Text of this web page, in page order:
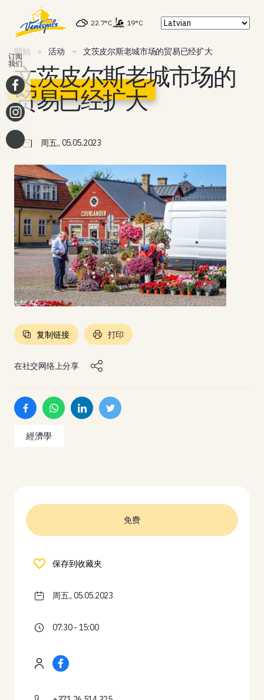
22.7°C 19°C
開始 活动 文茨皮尔斯老城市场的贸易已经扩大
文茨皮尔斯老城市场的
贸易已经扩大
周五., 05.05.2023
在社交网络上分享
复制链接 打印
經濟學
免费
保存到收藏夹
周五., 05.05.2023
07:30 - 15:00
订阅
我们